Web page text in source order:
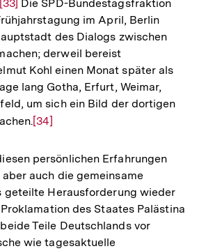
Zur
[33] Die SPD-Bundestagsfraktion
im April, Berlin
des Dialogs zwischen
derweil bereist
Kohl einen Monat später als
lang Gotha, Erfurt, Weimar,
um sich ein Bild der dortigen
Zur
der
Fußnote
[34]
persönlichen Erfahrungen
auch die gemeinsame
geteilte Herausforderung wieder
des Staates Palästina
Teile Deutschlands vor
wie tagesaktuelle